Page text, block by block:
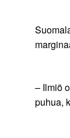
– Ilmiö
puhua,